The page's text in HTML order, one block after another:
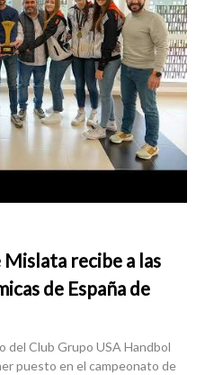
recibe a las
de España de
del Club Grupo USA Handbol
puesto en el campeonato de